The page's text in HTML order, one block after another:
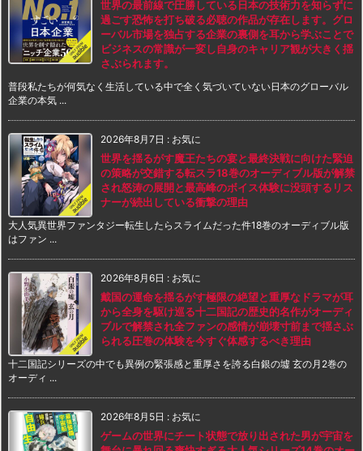
世界の最前線で圧勝している日本の技術力を知らずに
過ごす恐怖を打ち破る必聴の作品が存在します。グロ
ーバル市場を独占する企業の裏側を耳から学ぶことで
ビジネスの常識が一変し自身のキャリア観が大きく揺
さぶられます。
普段私たちが何気なく生活している中で全く気づいていない日本のグローバル
企業の本気 ...
2026年8月7日 : お気に
世界を揺るがす魔王たちの宴と最終決戦に向けた緊迫
の策略が交錯する転スラ18巻のオーディブル版が解禁
され怒涛の展開と最高峰のボイス体験に没頭するリス
ナーが続出している衝撃の理由
大人気異世界ファンタジー転生したらスライムだった件18巻のオーディブル版
はファン ...
2026年8月6日 : お気に
戴国の運命を揺るがす極限の絶望と重厚なドラマが耳
から全身を駆け巡る十二国記の歴史的名作がオーディ
ブルで解禁され全ファンの感情が崩壊寸前まで揺さぶ
られる圧巻の体験を今すぐ体感するべき理由
十二国記シリーズの中でも異例の緊張感と重厚さを誇る白銀の墟 玄の月2巻の
オーディ ...
2026年8月5日 : お気に
ゲームの世界にチート状態で放り出された男が宇宙を